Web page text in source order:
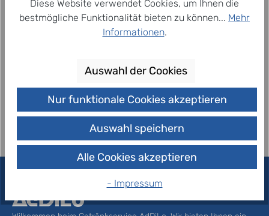
Zum Merkzettel hinzufügen
ausreichend Platz für die Kühlung Ihrer Getränke
vorhanden ist. Die Kühltruhe ist…Mehr
Diese Website verwendet Cookies, um Ihnen die
bestmögliche Funktionalität bieten zu können... Mehr
Informationen.
Auswahl der Cookies
Nur funktionale Cookies akzeptieren
Auswahl speichern
Alle Cookies akzeptieren
- Impressum